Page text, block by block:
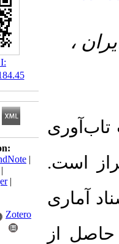
10.22034/42.184.45
Download citation:
BibTeX
|
|
ProCite|
Reference Manager
Send citation to:
Mendeley